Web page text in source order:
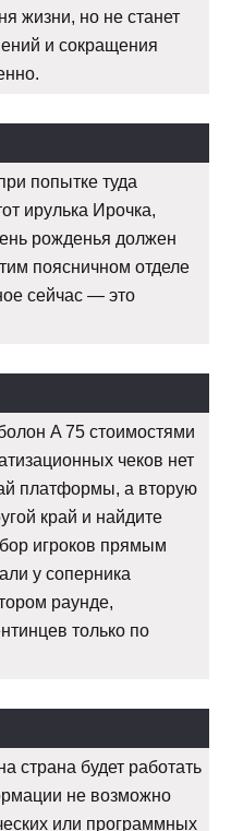
жизни, но не станет
и сокращения
попытке туда
ирулька Ирочка,
рожденья должен
поясничном отделе
сейчас — это
A 75 стоимостями
чеков нет
платформы, а вторую
край и найдите
игроков прямым
у соперника
раунде,
только по
страна будет работать
не возможно
или программных